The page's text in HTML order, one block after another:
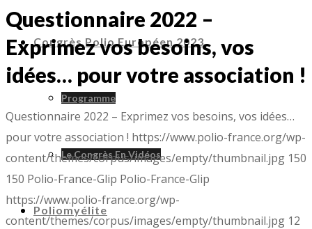
Congrès Polio Européen 2023
Programme
Le Congrès En Vidéos
Poliomyélite
Questionnaire 2022 –
Exprimez vos besoins, vos
idées… pour votre association !
Questionnaire 2022 – Exprimez vos besoins, vos idées…
pour votre association ! https://www.polio-france.org/wp-
content/themes/corpus/images/empty/thumbnail.jpg 150
150 Polio-France-Glip Polio-France-Glip
https://www.polio-france.org/wp-
content/themes/corpus/images/empty/thumbnail.jpg 12